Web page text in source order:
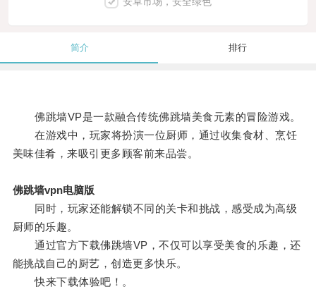
简介 排行
佛跳墙VP是一款融合传统佛跳墙美食元素的冒险游戏。
在游戏中，玩家将扮演一位厨师，通过收集食材、烹饪
美味佳肴，来吸引更多顾客前来品尝。
佛跳墙vpn电脑版
同时，玩家还能解锁不同的关卡和挑战，感受成为高级
厨师的乐趣。
通过官方下载佛跳墙VP，不仅可以享受美食的乐趣，还
能挑战自己的厨艺，创造更多快乐。
快来下载体验吧！。